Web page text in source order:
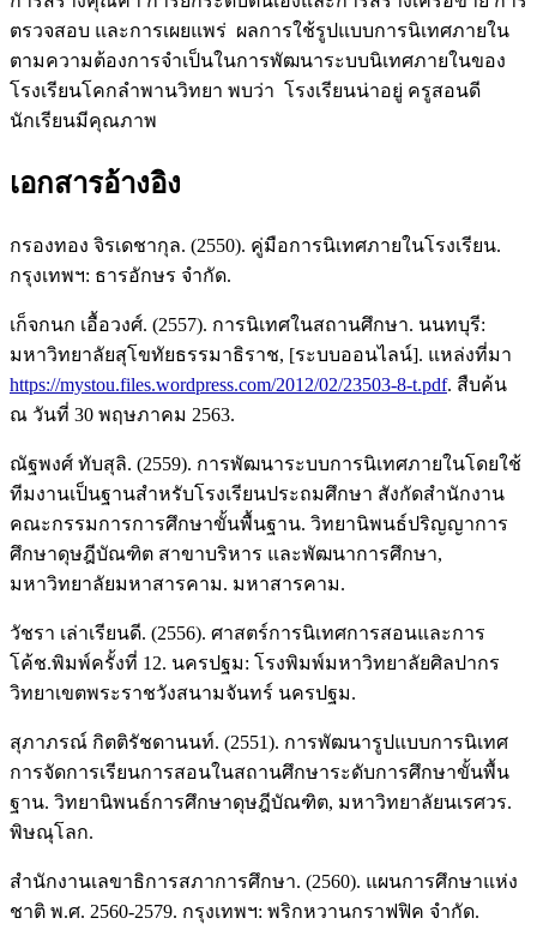
ตรวจสอบ และการเผยแพร่ ผลการใช้รูปแบบการนิเทศภายใน
ตามความต้องการจำเป็นในการพัฒนาระบบนิเทศภายในของ
โรงเรียนโคกลำพานวิทยา พบว่า โรงเรียนน่าอยู่ ครูสอนดี
นักเรียนมีคุณภาพ
เอกสารอ้างอิง
กรองทอง จิรเดชากุล. (2550). คู่มือการนิเทศภายในโรงเรียน.
กรุงเทพฯ: ธารอักษร จำกัด.
เก็จกนก เอื้อวงศ์. (2557). การนิเทศในสถานศึกษา. นนทบุรี:
มหาวิทยาลัยสุโขทัยธรรมาธิราช, [ระบบออนไลน์]. แหล่งที่มา
https://mystou.files.wordpress.com/2012/02/23503-8-t.pdf. สืบค้น
ณ วันที่ 30 พฤษภาคม 2563.
ณัฐพงศ์ ทับสุลิ. (2559). การพัฒนาระบบการนิเทศภายในโดยใช้
ทีมงานเป็นฐานสำหรับโรงเรียนประถมศึกษา สังกัดสำนักงาน
คณะกรรมการการศึกษาขั้นพื้นฐาน. วิทยานิพนธ์ปริญญาการ
ศึกษาดุษฎีบัณฑิต สาขาบริหาร และพัฒนาการศึกษา,
มหาวิทยาลัยมหาสารคาม. มหาสารคาม.
วัชรา เล่าเรียนดี. (2556). ศาสตร์การนิเทศการสอนและการ
โค้ช.พิมพ์ครั้งที่ 12. นครปฐม: โรงพิมพ์มหาวิทยาลัยศิลปากร
วิทยาเขตพระราชวังสนามจันทร์ นครปฐม.
สุภาภรณ์ กิตติรัชดานนท์. (2551). การพัฒนารูปแบบการนิเทศ
การจัดการเรียนการสอนในสถานศึกษาระดับการศึกษาขั้นพื้น
ฐาน. วิทยานิพนธ์การศึกษาดุษฎีบัณฑิต, มหาวิทยาลัยนเรศวร.
พิษณุโลก.
สำนักงานเลขาธิการสภาการศึกษา. (2560). แผนการศึกษาแห่ง
ชาติ พ.ศ. 2560-2579. กรุงเทพฯ: พริกหวานกราฟฟิค จำกัด.